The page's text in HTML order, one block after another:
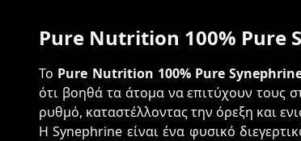
Pure Nutrition 100% Pure
Το Pure Nutrition 100% Pure
ότι βοηθά τα άτομα να επιτύχουν τους
ρυθμό, καταστέλλοντας την όρεξη και
Η Synephrine είναι ένα φυσικό